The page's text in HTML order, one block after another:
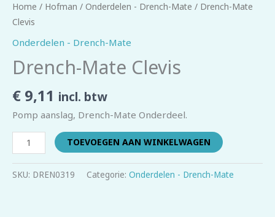
Home / Hofman / Onderdelen - Drench-Mate / Drench-Mate
Clevis
Onderdelen - Drench-Mate
Drench-Mate Clevis
€ 9,11 incl. btw
Pomp aanslag, Drench-Mate Onderdeel.
TOEVOEGEN AAN WINKELWAGEN
SKU: DREN0319 Categorie: Onderdelen - Drench-Mate